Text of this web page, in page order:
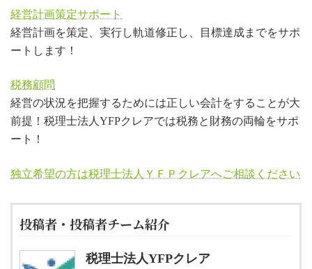
経営計画策定サポート
経営計画を策定、実行し軌道修正し、目標達成までをサポ
ートします！
税務顧問
経営の状況を把握するためには正しい会計をすることが大
前提！税理士法人YFPクレアでは税務と財務の両輪をサポ
ート！
独立希望の方は税理士法人ＹＦＰクレアへご相談ください
投稿者・投稿者チーム紹介
税理士法人YFPクレア